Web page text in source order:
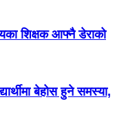
शिक्षक आफ्नै डेराको
बेहोस हुने समस्या,